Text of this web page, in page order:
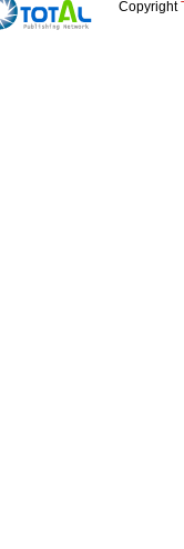
Copyright